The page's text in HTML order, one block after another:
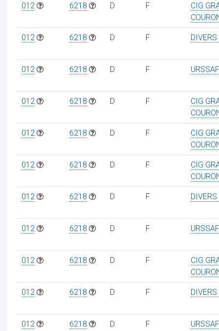
012 6218 D F
CIG
012 6218 D F
012 6218 D F
012 6218 D F
CIG
012 6218 D F
CIG
012 6218 D F
CIG
012 6218 D F
012 6218 D F
012 6218 D F
CIG
012 6218 D F
012 6218 D F